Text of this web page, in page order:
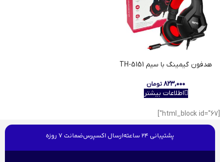
هدفون گیمینگ با سیم TH-5151
۸۲۳,۰۰۰تومان
اطلاعات بیشتر
[html_block id="67"]
پشتیبانی 24 ساعته ارسال اکسپرسضمانت 7 روزه